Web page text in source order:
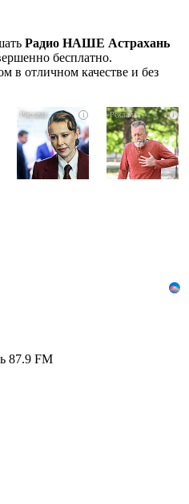
Радио НАШЕ Астрахань
бесплатно.
в отличном качестве и без
Ролик
Омска:
будете
i
Взломали
Telegram
Собчак
вот
i
87.9 FM